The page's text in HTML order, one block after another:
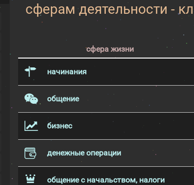
сферам деятельности -
сфера жизни
начинания
общение
бизнес
денежные операции
общение с начальством, налоги